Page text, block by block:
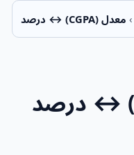
› معدل (CGPA) ↔ درصد